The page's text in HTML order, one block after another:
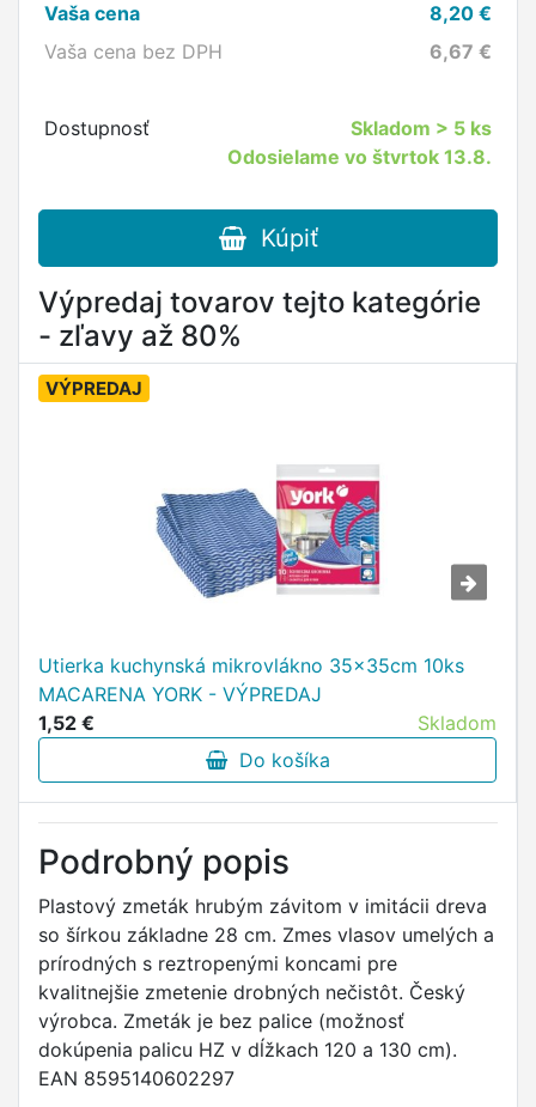
Vaša cena
8,20 €
Vaša cena bez DPH
6,67 €
Dostupnosť Skladom > 5 ks
Odosielame vo štvrtok 13.8.
Kúpiť
Výpredaj tovarov tejto kategórie
- zľavy až 80%
VÝPREDAJ
Utierka kuchynská mikrovlákno 35x35cm 10ks
MACARENA YORK - VÝPREDAJ
1,52 €
Skladom
Do košíka
Podrobný popis
Plastový zmeták hrubým závitom v imitácii dreva
so šírkou základne 28 cm. Zmes vlasov umelých a
prírodných s reztropenými koncami pre
kvalitnejšie zmetenie drobných nečistôt. Český
výrobca. Zmeták je bez palice (možnosť
dokúpenia palicu HZ v dĺžkach 120 a 130 cm).
EAN 8595140602297